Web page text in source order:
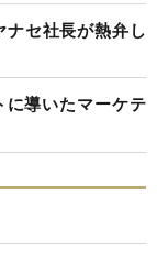
ナセ社長が熱弁し
導いたマーケテ